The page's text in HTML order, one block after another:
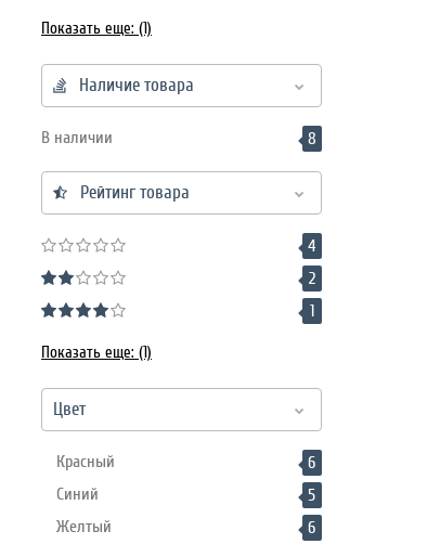
Показать еще: (1)
Наличие товара
В наличии 8
Рейтинг товара
4
2
1
Показать еще: (1)
Цвет
Красный
6
Синий
5
Желтый
6